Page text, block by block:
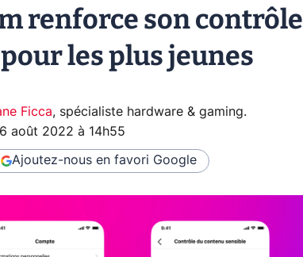
renforce son
les plus jeunes
Ficca, spécialiste hardware & gaming.
août 2022 à 14h55
Ajoutez-nous en favori Google